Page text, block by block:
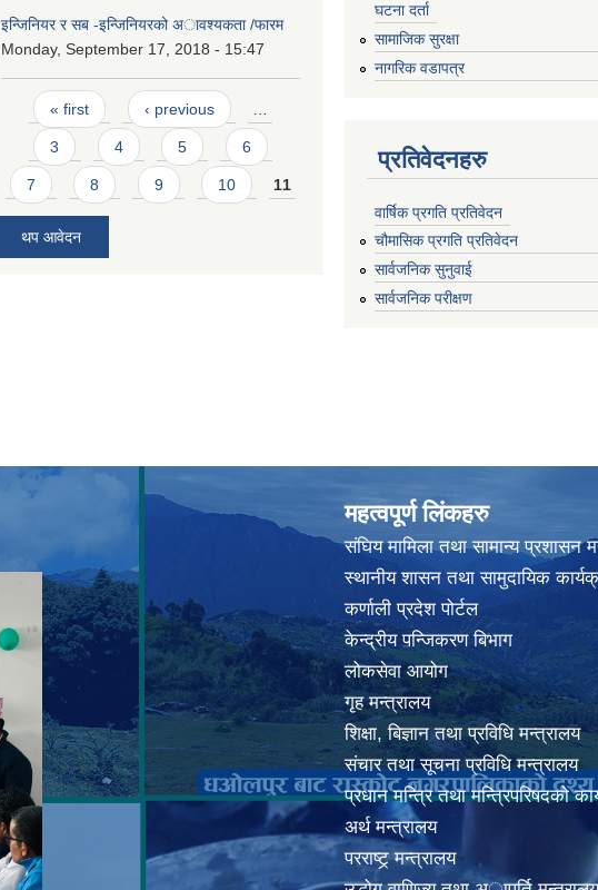
इन्जिनियर र सब -इन्जिनियरको अावश्यकता /फारम
Monday, September 17, 2018 - 15:47
Pages
« first ‹ previous
3 4 5 6
7 8 9 10 11
थप आवेदन
घटना दर्ता
सामाजिक सुरक्षा
नागरिक वडापत्र
प्रतिवेदनहरु
वार्षिक प्रगति प्रतिवेदन
चौमासिक प्रगति प्रतिवेदन
सार्वजनिक सुनुवाई
सार्वजनिक परीक्षण
महत्वपूर्ण लिंकहरु
संघिय मामिला तथा सामान्य प्रशासन
स्थानीय शासन तथा सामुदायिक
कर्णाली प्रदेश पोर्टल
केन्द्रीय पन्जिकरण बिभाग
लोकसेवा आयोग
गृह मन्त्रालय
शिक्षा, बिज्ञान तथा प्रविधि मन्त्रालय
संचार तथा सूचना प्रविधि मन्त्रालय
प्रधान मन्त्रि तथा मन्त्रिपरिषदको
अर्थ मन्त्रालय
परराष्ट्र् मन्त्रालय